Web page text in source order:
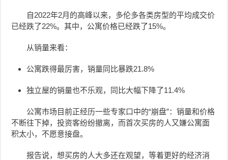
自2022年2月的高峰以来，多伦多各类房型的平均成交价
已经跌了22%。其中， 公寓价格已经跌了15%。
从销量来看：
公寓跌得最厉害，销量同比暴跌21.8%
独立屋的销量也不乐观，同比大幅下降了11.4%
公寓市场目前正经历一些专家口中的“崩盘”：销量和价格
不断往下掉，投资客纷纷撤离，而首次买房的人又嫌公寓面
积太小，不愿意接盘。
报告说，想买房的人大多还在观望，等着更好的经济消